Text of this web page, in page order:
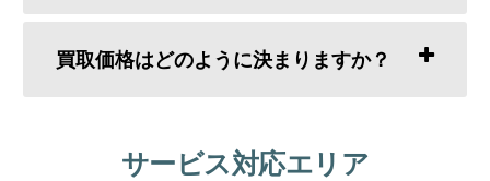
買取価格はどのように決まりますか？
サービス対応エリア